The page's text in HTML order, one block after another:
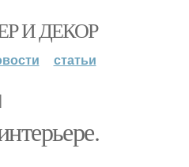
И ДЕКОР
статьи